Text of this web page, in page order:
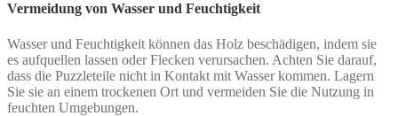
Vermeidung von Wasser und Feuchtigkeit
Wasser und Feuchtigkeit können das Holz beschädigen, indem sie
es aufquellen lassen oder Flecken verursachen. Achten Sie darauf,
dass die Puzzleteile nicht in Kontakt mit Wasser kommen. Lagern
Sie sie an einem trockenen Ort und vermeiden Sie die Nutzung in
feuchten Umgebungen.